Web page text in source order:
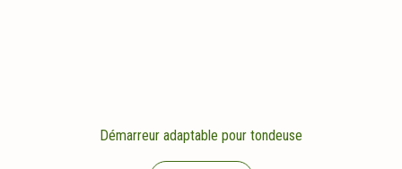
Démarreur adaptable pour tondeuse